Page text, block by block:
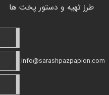
طرز تهیه و دستور پخت ها
info@sarashpazpapion.com